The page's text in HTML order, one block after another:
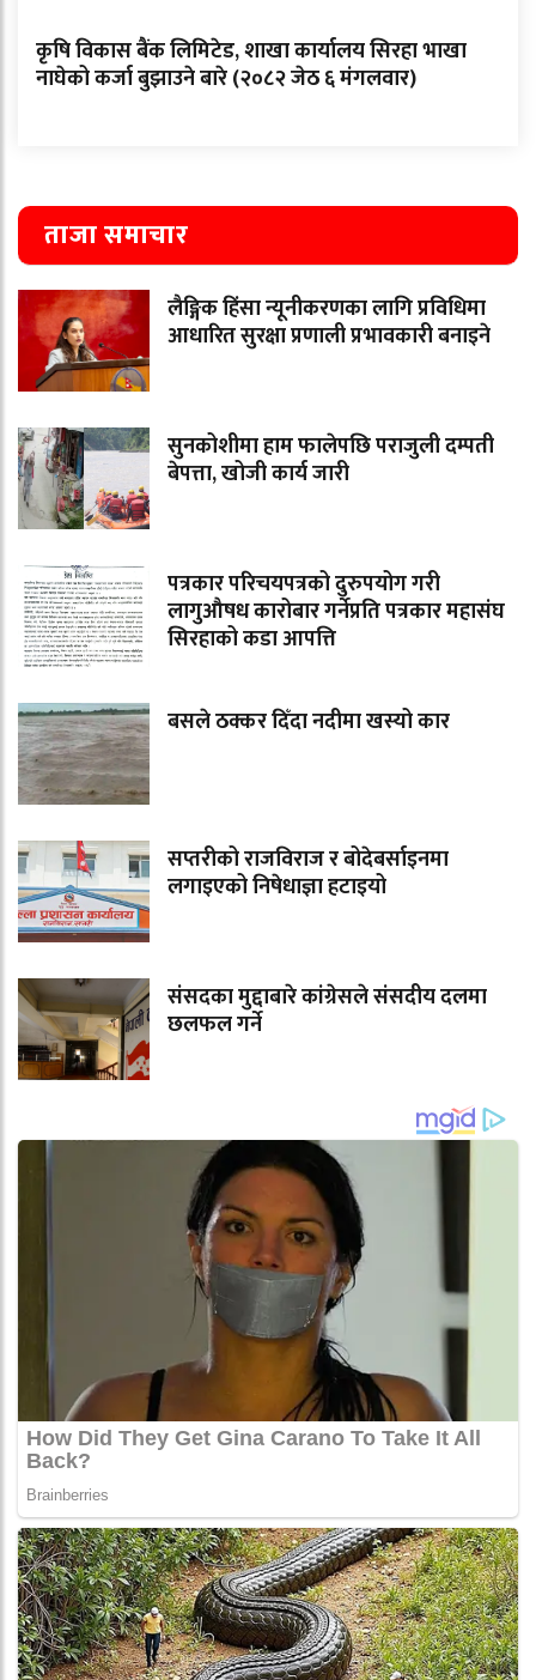
कृषि विकास बैंक लिमिटेड, शाखा कार्यालय सिरहा भाखा
नाघेको कर्जा बुझाउने बारे (२०८२ जेठ ६ मंगलवार)
ताजा समाचार
लैङ्गिक हिंसा न्यूनीकरणका लागि प्रविधिमा
आधारित सुरक्षा प्रणाली प्रभावकारी बनाइने
सुनकोशीमा हाम फालेपछि पराजुली दम्पती
बेपत्ता, खोजी कार्य जारी
पत्रकार परिचयपत्रको दुरुपयोग गरी
लागुऔषध कारोबार गर्नेप्रति पत्रकार महासंघ
सिरहाको कडा आपत्ति
बसले ठक्कर दिँदा नदीमा खस्यो कार
सप्तरीको राजविराज र बोदेबर्साइनमा
लगाइएको निषेधाज्ञा हटाइयो
संसदका मुद्दाबारे कांग्रेसले संसदीय दलमा
छलफल गर्ने